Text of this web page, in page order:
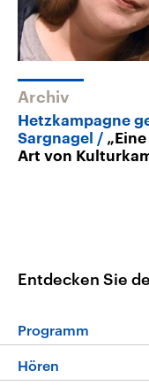
Archiv
Hetzkampagne
Sargnagel
Art von
Entdecken Sie
Programm
Programm
Hören